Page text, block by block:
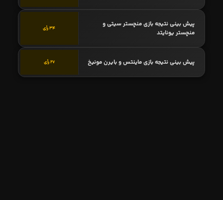
پیش بینی نتیجه بازی منچستر سیتی و
منچستر یونایتد
34 رأی
پیش بینی نتیجه بازی ماینتس و بایرن مونیخ 27 رأی